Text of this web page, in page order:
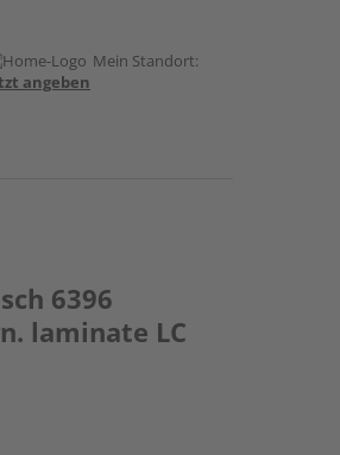
Mein Standort:
angeben
6396
laminate LC